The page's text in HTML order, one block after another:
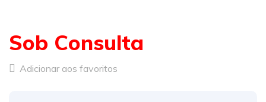
Sob Consulta
Adicionar aos favoritos